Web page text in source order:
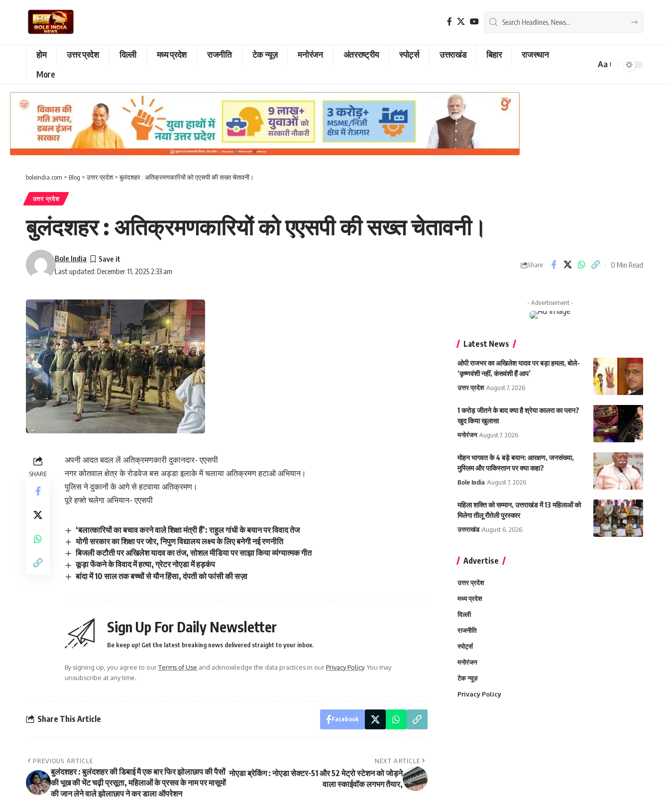
होम उत्तर प्रदेश दिल्ली मध्य प्रदेश राजनीति टेक न्यूज़ मनोरंजन अंतरराष्ट्रीय स्पोर्ट्स उत्तराखंड बिहार
राजस्थान
More
Font
Aa
boleindia.com > Blog >उत्तर प्रदेश>बुलंदशहर : अतिक्रमणकारियों को एएसपी की सख्त चेतावनी।
उत्तर प्रदेश
बुलंदशहर : अतिक्रमणकारियों को एएसपी की सख्त चेतावनी।
Last updated: December 11, 2025 2:33 am
Bole India
Share 0 Min Read
SHARE
अपनी आदत बदल लें अतिक्रमणकारी दुकानदार- एएसपी
नगर कोतवाल क्षेत्र के रोडवेज बस अड्डा इलाके में चलाया अतिक्रमण हटाओ अभियान।
पुलिस ने दुकानों के आगे से हटवाया अतिक्रमण।
पूरे हफ्ते चलेगा अभियान- एएसपी
‘बलात्कारियों का बचाव करने वाले शिक्षा मंत्री हैं’: राहुल गांधी के बयान पर विवाद तेज
योगी सरकार का शिक्षा पर जोर, निपुण विद्यालय लक्ष्य के लिए बनेगी नई रणनीति
बिजली कटौती पर अखिलेश यादव का तंज, सोशल मीडिया पर साझा किया व्यंग्यात्मक गीत
कूड़ा फेंकने के विवाद में हत्या, ग्रेटर नोएडा में हड़कंप
बांदा में 10 साल तक बच्चों से यौन हिंसा, दंपती को फांसी की सज़ा
Sign Up For Daily Newsletter
Be keep up! Get the latest breaking news delivered straight to your inbox.
By signing up, you agree to ourTerms of Use and acknowledge the data practices in ourPrivacy Policy. You may
unsubscribe at any time.
Share This Article Facebook
PREVIOUS ARTICLE
बुलंदशहर : बुलंदशहर की डिबाई मै एक बार फिर झोलाछाप की पैसों
की भूख की भेंट चढ़ी प्रसूता, महिलाओं के प्रसव के नाम पर मासूमों
की जान लेने वाले झोलाछाप ने कर डाला ऑपरेशन
NEXT ARTICLE
नोएडा ब्रेकिंग : नोएडा सेक्टर-51 और 52 मेट्रो स्टेशन को जोड़ने
वाला स्काईवॉक लगभग तैयार,
- Advertisement -
Latest News
ओपी राजभर का अखिलेश यादव पर बड़ा हमला, बोले-
‘कृष्णवंशी नहीं, कंसवंशी हैं आप’
उत्तर प्रदेश August 7, 2026
1 करोड़ जीतने के बाद क्या है श्रेया कालरा का प्लान?
खुद किया खुलासा
मनोरंजन August 7, 2026
मोहन भागवत के 4 बड़े बयान: आरक्षण, जनसंख्या,
मुस्लिम और पाकिस्तान पर क्या कहा?
Bole India August 7, 2026
महिला शक्ति को सम्मान, उत्तराखंड में 13 महिलाओं को
मिलेगा तीलू रौतेली पुरस्कार
उत्तराखंड August 6, 2026
Advertise
उत्तर प्रदेश
मध्य प्रदेश
दिल्ली
राजनीति
स्पोर्ट्स
मनोरंजन
टेक न्यूज़
Privacy Policy